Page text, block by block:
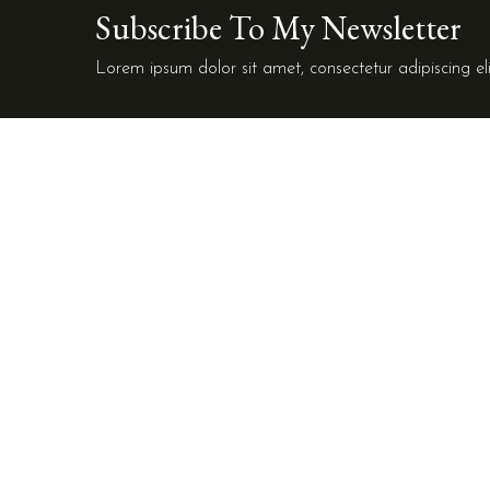
Subscribe To My Newsletter
Lorem ipsum dolor sit amet, consectetur adipiscing